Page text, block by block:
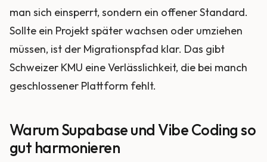
man sich einsperrt, sondern ein offener Standard.
Sollte ein Projekt später wachsen oder umziehen
müssen, ist der Migrationspfad klar. Das gibt
Schweizer KMU eine Verlässlichkeit, die bei manch
geschlossener Plattform fehlt.
Warum Supabase und Vibe Coding so
gut harmonieren